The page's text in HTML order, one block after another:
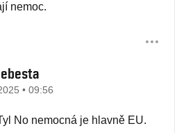
nemoc.
• 09:56
No nemocná je hlavně EU.